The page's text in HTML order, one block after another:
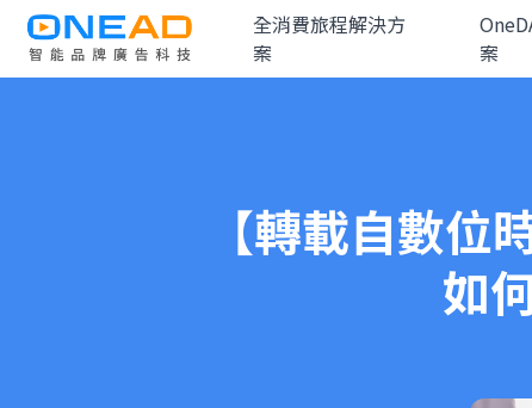
全消費旅程解決方
案
案
【轉載自數
如